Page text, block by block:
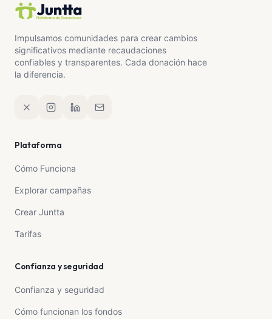
Impulsamos comunidades para crear cambios
significativos mediante recaudaciones
confiables y transparentes. Cada donación hace
la diferencia.
Plataforma
Cómo Funciona
Explorar campañas
Crear Juntta
Tarifas
Confianza y seguridad
Confianza y seguridad
Cómo funcionan los fondos